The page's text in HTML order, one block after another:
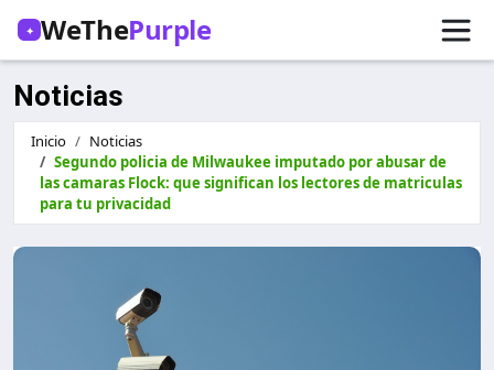
✦ WeThePurple
Noticias
Inicio
Noticias
Segundo policia de Milwaukee imputado por abusar de
las camaras Flock: que significan los lectores de matriculas
para tu privacidad